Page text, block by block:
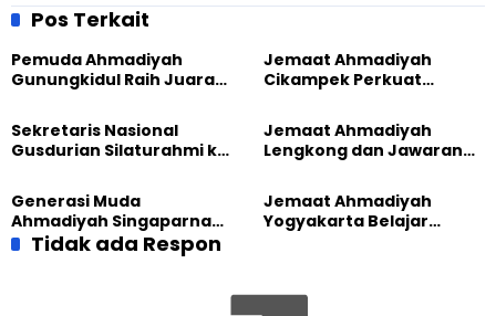
Kabupaten Sanggau
Lebih Sulit daripada
Pos Terkait
Pemuda Ahmadiyah
Gunungkidul Raih Juara
Jemaat Ahmadiyah
Cikampek Perkuat
Lewat Pengajian
Gabungan
Sekretaris Nasional
Gusdurian Silaturahmi ke
Singaparna, Perkuat Nilai
Kemanusiaan
Jemaat Ahmadiyah
Lengkong dan Jawaran
Generasi Muda
Ahmadiyah Singaparna
Pererat Ukhuwah Lewat
Jemaat Ahmadiyah
Yogyakarta Belajar
Tidak ada Respon